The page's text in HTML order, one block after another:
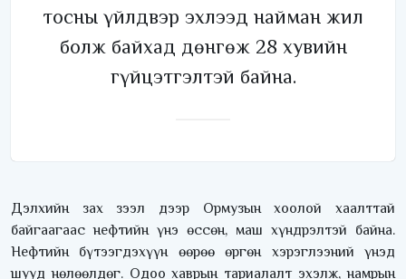
тосны үйлдвэр эхлээд найман жил
болж байхад дөнгөж 28 хувийн
гүйцэтгэлтэй байна.
Дэлхийн зах зээл дээр Ормузын хоолой хаалттай
байгаагаас нефтийн үнэ өссөн, маш хүндрэлтэй байна.
Нефтийн бүтээгдэхүүн өөрөө өргөн хэрэглээний үнэд
шууд нөлөөлдөг. Одоо хаврын тариалалт эхэлж, намрын